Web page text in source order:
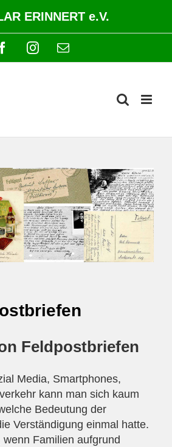
ERINNERT e.V.
FacebookInstagram
E-
Mail
Feldpostbriefen
Media, Smartphones,
kann man sich kaum
Bedeutung der
Verständigung einmal hatte.
Familien aufgrund